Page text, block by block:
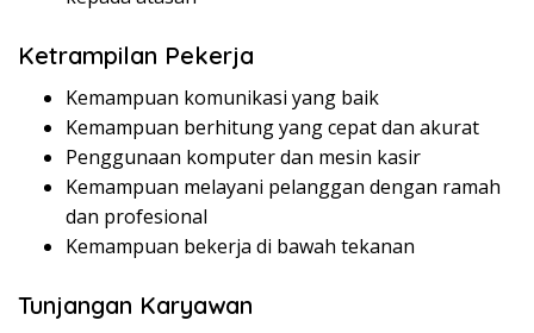
Ketrampilan Pekerja
Kemampuan komunikasi yang baik
Kemampuan berhitung yang cepat dan akurat
Penggunaan komputer dan mesin kasir
Kemampuan melayani pelanggan dengan ramah
dan profesional
Kemampuan bekerja di bawah tekanan
Tunjangan Karyawan